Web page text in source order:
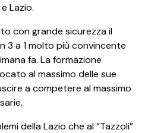
Lazio.
con grande sicurezza il
3 a 1 molto più convincente
fa. La formazione
al massimo delle sue
a competere al massimo
della Lazio che al “Tazzoli”